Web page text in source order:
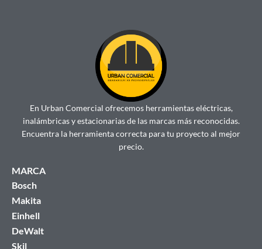
En Urban Comercial ofrecemos herramientas eléctricas,
inalámbricas y estacionarias de las marcas más reconocidas.
Encuentra la herramienta correcta para tu proyecto al mejor
precio.
MARCA
Bosch
Makita
Einhell
DeWalt
Skil